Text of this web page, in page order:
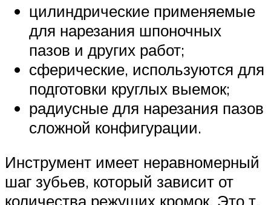
цилиндрические применяемые
для нарезания шпоночных
пазов и других работ;
сферические, используются для
подготовки круглых выемок;
радиусные для нарезания пазов
сложной конфигурации.
Инструмент имеет неравномерный
шаг зубьев, который зависит от
количества режущих кромок. Это т.